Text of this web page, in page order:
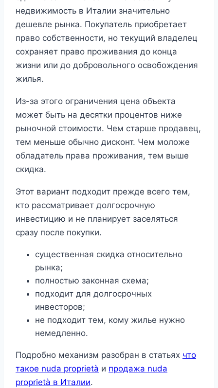
недвижимость в Италии значительно
дешевле рынка. Покупатель приобретает
право собственности, но текущий владелец
сохраняет право проживания до конца
жизни или до добровольного освобождения
жилья.
Из-за этого ограничения цена объекта
может быть на десятки процентов ниже
рыночной стоимости. Чем старше продавец,
тем меньше обычно дисконт. Чем моложе
обладатель права проживания, тем выше
скидка.
Этот вариант подходит прежде всего тем,
кто рассматривает долгосрочную
инвестицию и не планирует заселяться
сразу после покупки.
существенная скидка относительно
рынка;
полностью законная схема;
подходит для долгосрочных
инвесторов;
не подходит тем, кому жилье нужно
немедленно.
Подробно механизм разобран в статьях что
такое nuda proprietà и продажа nuda
proprietà в Италии.